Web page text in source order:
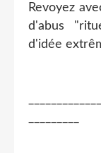
Revoyez
d'abus
d'idée